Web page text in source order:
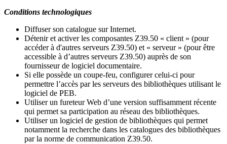
Conditions technologiques
Diffuser son catalogue sur Internet.
Détenir et activer les composantes Z39.50 « client » (pour
accéder à d'autres serveurs Z39.50) et « serveur » (pour être
accessible à d’autres serveurs Z39.50) auprès de son
fournisseur de logiciel documentaire.
Si elle possède un coupe-feu, configurer celui-ci pour
permettre l’accès par les serveurs des bibliothèques utilisant le
logiciel de PEB.
Utiliser un fureteur Web d’une version suffisamment récente
qui permet sa participation au réseau des bibliothèques.
Utiliser un logiciel de gestion de bibliothèques qui permet
notamment la recherche dans les catalogues des bibliothèques
par la norme de communication Z39.50.